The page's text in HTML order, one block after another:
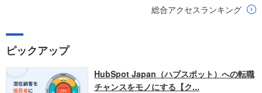
総合アクセスランキング
ピックアップ
HubSpot Japan（ハブスポット）への転職
チャンスをモノにする【ク...